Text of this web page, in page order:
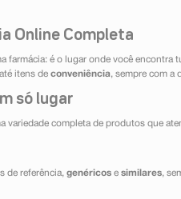
Online Completa
farmácia: é o lugar onde você encontra
até itens de conveniência, sempre com a
só lugar
variedade completa de produtos que
de referência, genéricos e similares,